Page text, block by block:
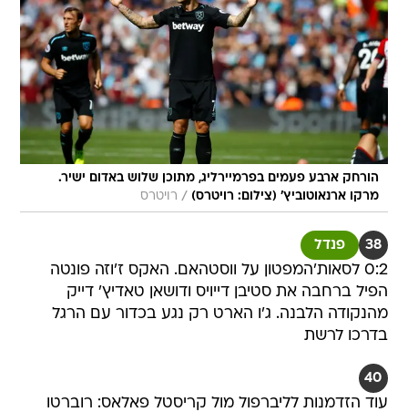
הורחק ארבע פעמים בפרמיירליג, מתוכן שלוש באדום ישיר.
מרקו ארנאוטוביץ' (צילום: רויטרס) / רויטרס
38 פנדל
0:2 לסאות'המפטון על ווסטהאם. האקס ז'וזה פונטה
הפיל ברחבה את סטיבן דייויס ודושאן טאדיץ' דייק
מהנקודה הלבנה. ג'ו הארט רק נגע בכדור עם הרגל
בדרכו לרשת
40
עוד הזדמנות לליברפול מול קריסטל פאלאס: רוברטו